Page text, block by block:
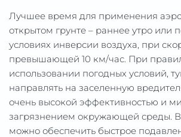
Лучшее время для применения
открытом грунте – раннее утро или
условиях инверсии воздуха, при
превышающей 10 км/час. При
использовании погодных условий,
направлять на заселенную
очень высокой эффективностью и
загрязнением окружающей среды. В
можно обеспечить быстрое